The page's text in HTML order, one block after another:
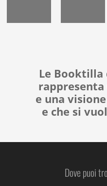
Le Booktilla
e una
e che si
Dove puoi